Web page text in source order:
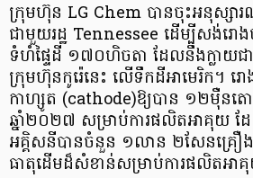
ក្រុមហ៊ុន LG Chem បាន​​ចុះអនុស្ស
ជាមួយ​រដ្ឋ Tennessee ​ដើម្បី​សង់​រោ
ទំហំផ្ទៃដី ១៧០ហិចតា ដែល​នឹង​ក្លាយ​
ក្រុមហ៊ុន​កូរ៉េនេះ លើទឹកដី​អាមេរិក។ រ
កាហ្សូត (cathode)ឱ្យបាន ១២ម៉ឺនត
ឆ្នាំ​២០២៧ ​សម្រាប់ការផលិត​​អាគុយ ​ដ
អគ្គិសនី​បានចំនួន ១លាន ២សែនគ្រឿង
ធាតុដើមដ៏សំខាន់​សម្រាប់ការផលិត​​អា